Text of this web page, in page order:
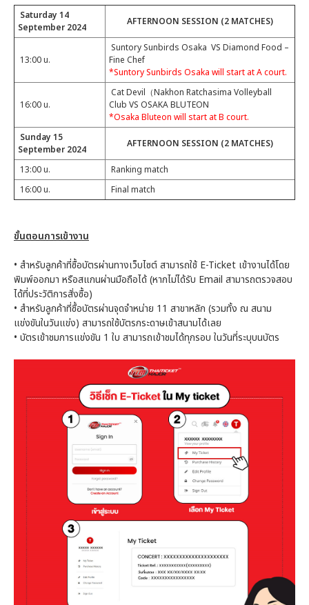
Saturday 14
September 2024
AFTERNOON SESSION (2 MATCHES)
13:00 น.
Suntory Sunbirds Osaka VS Diamond Food –
Fine Chef
*Suntory Sunbirds Osaka will start at A court.
16:00 น.
Cat Devil（Nakhon Ratchasima Volleyball
Club VS OSAKA BLUTEON
*Osaka Bluteon will start at B court.
Sunday 15
September 2024
AFTERNOON SESSION (2 MATCHES)
13:00 น.
Ranking match
16:00 น.
Final match
ขั้นตอนการเข้างาน
• สำหรับลูกค้าที่ซื้อบัตรผ่านทางเว็บไซต์ สามารถใช้ E-Ticket เข้างานได้โดย
พิมพ์ออกมา หรือสแกนผ่านมือถือได้ (หากไม่ได้รับ Email สามารถตรวจสอบ
ได้ที่ประวัติการสั่งซื้อ)
• สำหรับลูกค้าที่ซื้อบัตรผ่านจุดจำหน่าย 11 สาขาหลัก (รวมทั้ง ณ สนาม
แข่งขันในวันแข่ง) สามารถใช้บัตรกระดาษเข้าสนามได้เลย
• บัตรเข้าชมการแข่งขัน 1 ใบ สามารถเข้าชมได้ทุกรอบ ในวันที่ระบุบนบัตร